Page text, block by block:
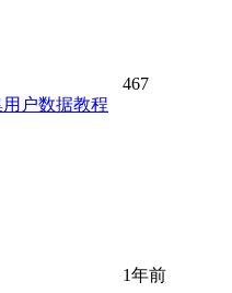
467
户数据教程
1年前